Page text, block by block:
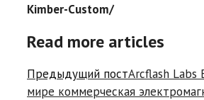
Kimber-Custom/
Read more articles
Предыдущий постArcflash Labs
мире коммерческая